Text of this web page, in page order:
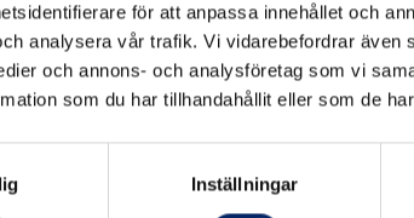
för att anpassa innehållet och
analysera vår trafik. Vi vidarebefordrar även
och annons- och analysföretag som vi
som du har tillhandahållit eller som de
Inställningar